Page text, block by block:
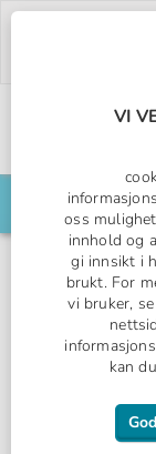
Våre
Ser du etter en
rundt
Aktuelle
Her finner du
beste
Finn rett tilbud
VI
oss
innhold og
gi innsikt i
brukt. For
vi bruker,
kan